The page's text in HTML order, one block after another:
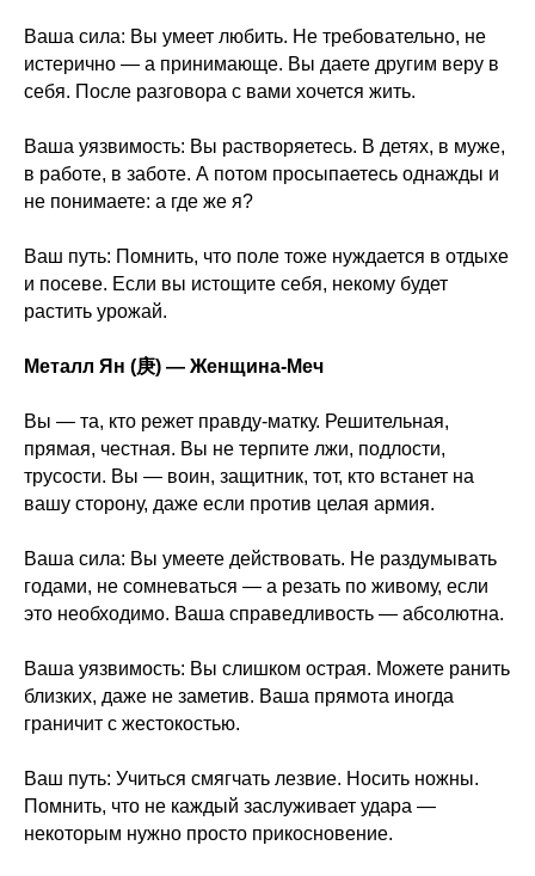
Ваша сила: Вы умеет любить. Не требовательно, не
истерично — а принимающе. Вы даете другим веру в
себя. После разговора с вами хочется жить.
Ваша уязвимость: Вы растворяетесь. В детях, в муже,
в работе, в заботе. А потом просыпаетесь однажды и
не понимаете: а где же я?
Ваш путь: Помнить, что поле тоже нуждается в отдыхе
и посеве. Если вы истощите себя, некому будет
растить урожай.
Металл Ян (庚) — Женщина-Меч
Вы — та, кто режет правду-матку. Решительная,
прямая, честная. Вы не терпите лжи, подлости,
трусости. Вы — воин, защитник, тот, кто встанет на
вашу сторону, даже если против целая армия.
Ваша сила: Вы умеете действовать. Не раздумывать
годами, не сомневаться — а резать по живому, если
это необходимо. Ваша справедливость — абсолютна.
Ваша уязвимость: Вы слишком острая. Можете ранить
близких, даже не заметив. Ваша прямота иногда
граничит с жестокостью.
Ваш путь: Учиться смягчать лезвие. Носить ножны.
Помнить, что не каждый заслуживает удара —
некоторым нужно просто прикосновение.